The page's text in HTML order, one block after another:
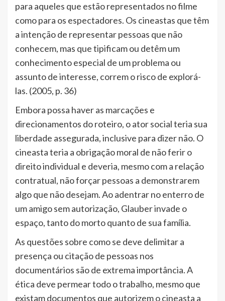
para aqueles que estão representados no filme
como para os espectadores. Os cineastas que têm
a intenção de representar pessoas que não
conhecem, mas que tipificam ou detêm um
conhecimento especial de um problema ou
assunto de interesse, correm o risco de explorá-
las. (2005, p. 36)
Embora possa haver as marcações e
direcionamentos do roteiro, o ator social teria sua
liberdade assegurada, inclusive para dizer não. O
cineasta teria a obrigação moral de não ferir o
direito individual e deveria, mesmo com a relação
contratual, não forçar pessoas a demonstrarem
algo que não desejam. Ao adentrar no enterro de
um amigo sem autorização, Glauber invade o
espaço, tanto do morto quanto de sua família.
As questões sobre como se deve delimitar a
presença ou citação de pessoas nos
documentários são de extrema importância. A
ética deve permear todo o trabalho, mesmo que
existam documentos que autorizem o cineasta a